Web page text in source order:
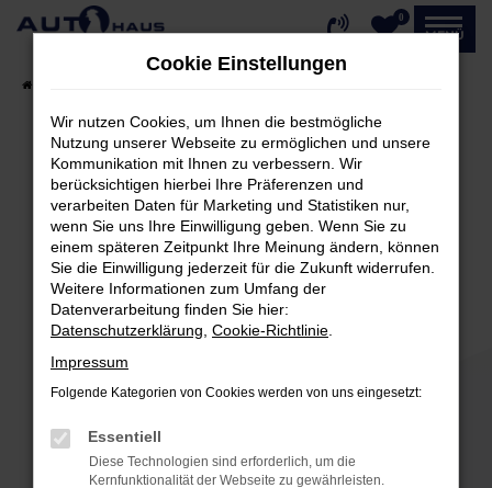
Zum
0
MENÜ
Fehler: Network Error
Beim Laden ist ein Fehler aufgetreten.
Hier sind ein paar Tipps, die dir helfen können:
Überprüfe deine Firewall und deine
Internetverbindung.
Laden andere Webseiten, zum Beispiel deine
Suchmaschine?
Prüfe deine Browsererweiterungen.
können das Laden bestimmter Seiten
verhindern. Funktioniert die Seite in einem
Cookie Einstellungen
Wir nutzen Cookies, um Ihnen die bestmögliche
Nutzung unserer Webseite zu ermöglichen und unsere
Kommunikation mit Ihnen zu verbessern. Wir
berücksichtigen hierbei Ihre Präferenzen und
verarbeiten Daten für Marketing und Statistiken nur,
wenn Sie uns Ihre Einwilligung geben. Wenn Sie zu
einem späteren Zeitpunkt Ihre Meinung ändern, können
Sie die Einwilligung jederzeit für die Zukunft widerrufen.
Weitere Informationen zum Umfang der
Datenverarbeitung finden Sie hier:
Datenschutzerklärung Cookie-Richtlinie
Impressum
Folgende Kategorien von Cookies werden von uns eingesetzt:
Essentiell
Diese Technologien sind erforderlich, um die
Kernfunktionalität der Webseite zu gewährleisten.